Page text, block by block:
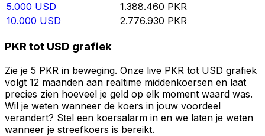
5.000 USD 1.388.460 PKR
10.000 USD 2.776.930 PKR
PKR tot USD grafiek
Zie je 5 PKR in beweging. Onze live PKR tot USD grafiek
volgt 12 maanden aan realtime middenkoersen en laat
precies zien hoeveel je geld op elk moment waard was.
Wil je weten wanneer de koers in jouw voordeel
verandert? Stel een koersalarm in en we laten je weten
wanneer je streefkoers is bereikt.